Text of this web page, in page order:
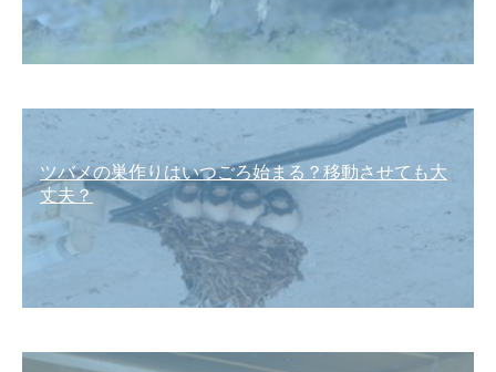
ツバメの巣作りはいつごろ始まる？移動させても大
丈夫？